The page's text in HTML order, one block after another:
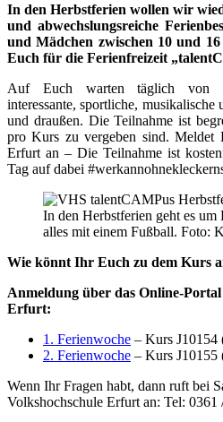
In den Herbstferien wollen wir
und abwechslungsreiche
und Mädchen zwischen 10 und
Euch für die Ferienfreizeit
Auf Euch warten täglich
interessante, sportliche,
und draußen. Die Teilnahme ist
pro Kurs zu vergeben sind. Meldet
Erfurt an – Die Teilnahme ist
Tag auf dabei
In den Herbstferien geht es
alles mit einem Fußball. Foto:
Wie könnt Ihr Euch zu dem Kurs
Anmeldung über das Online-
Erfurt:
1. Ferienwoche – Kurs J10154
2. Ferienwoche – Kurs J10155
Wenn Ihr Fragen habt, dann ruft bei
Volkshochschule Erfurt an: Tel: 0361